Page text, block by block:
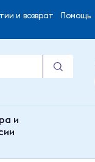
и возврат Помощь
и